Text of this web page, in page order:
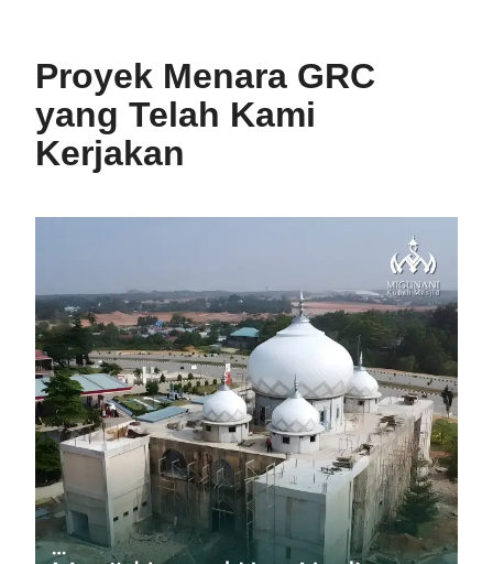
Proyek Menara GRC
yang Telah Kami
Kerjakan